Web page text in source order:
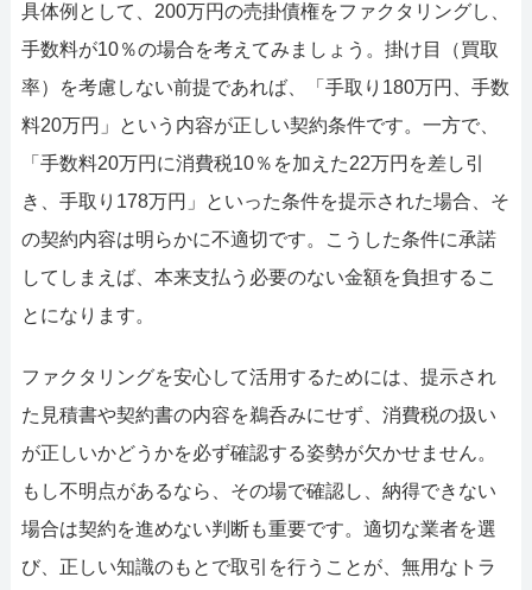
具体例として、200万円の売掛債権をファクタリングし、
手数料が10％の場合を考えてみましょう。掛け目（買取
率）を考慮しない前提であれば、「手取り180万円、手数
料20万円」という内容が正しい契約条件です。一方で、
「手数料20万円に消費税10％を加えた22万円を差し引
き、手取り178万円」といった条件を提示された場合、そ
の契約内容は明らかに不適切です。こうした条件に承諾
してしまえば、本来支払う必要のない金額を負担するこ
とになります。
ファクタリングを安心して活用するためには、提示され
た見積書や契約書の内容を鵜呑みにせず、消費税の扱い
が正しいかどうかを必ず確認する姿勢が欠かせません。
もし不明点があるなら、その場で確認し、納得できない
場合は契約を進めない判断も重要です。適切な業者を選
び、正しい知識のもとで取引を行うことが、無用なトラ